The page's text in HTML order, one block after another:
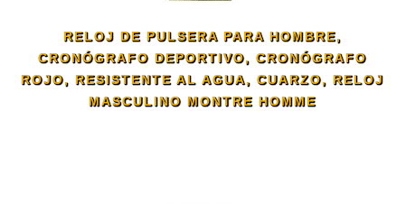
RELOJ DE PULSERA PARA HOMBRE,
CRONÓGRAFO DEPORTIVO, CRONÓGRAFO
ROJO, RESISTENTE AL AGUA, CUARZO, RELOJ
MASCULINO MONTRE HOMME